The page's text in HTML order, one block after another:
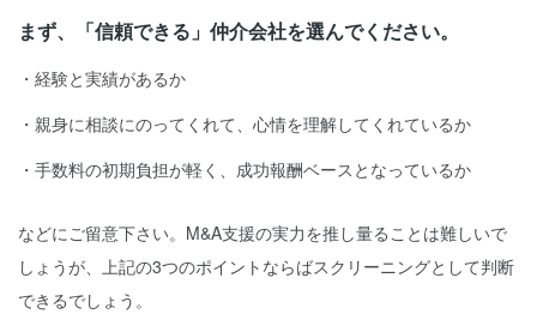
まず、「信頼できる」仲介会社を選んでください。
経験と実績があるか
親身に相談にのってくれて、心情を理解してくれているか
手数料の初期負担が軽く、成功報酬ベースとなっているか
などにご留意下さい。M&A支援の実力を推し量ることは難しいで
しょうが、上記の3つのポイントならばスクリーニングとして判断
できるでしょう。